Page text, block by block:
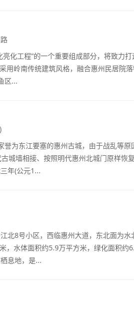
化工程”的一个重要组成部分，将致力
用岭南传统建筑风格，融合惠州民居院
区...
誉为东江要塞的惠州古城，由于战乱等
城墙相接、按照明代惠州北城门原样恢
年(公元1...
北8号小区，西临惠州大道，东北面为
，水体面积约5.9万平方米，绿化面积约
息地，是...